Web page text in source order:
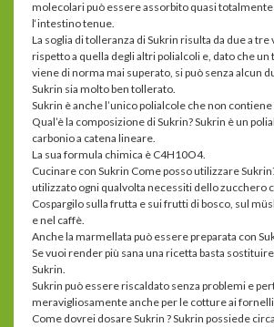
molecolari può essere assorbito quasi
l‘intestino tenue.
La soglia di tolleranza di Sukrin risulta da due a
rispetto a quella degli altri polialcoli e, dato che
viene di norma mai superato, si può senza alcun
Sukrin sia molto ben tollerato.
Sukrin è anche l’unico polialcole che non
Qual’è la composizione di Sukrin? Sukrin è un
carbonio a catena lineare.
La sua formula chimica è C4H10O4.
Cucinare con Sukrin Come posso utilizzare
utilizzato ogni qualvolta necessiti dello zucchero
Cospargilo sulla frutta e sui frutti di bosco, sul
e nel caffè.
Anche la marmellata può essere preparata con
Se vuoi render più sana una ricetta basta
Sukrin.
Sukrin può essere riscaldato senza problemi e
meravigliosamente anche per le cotture ai
Come dovrei dosare Sukrin ? Sukrin possiede